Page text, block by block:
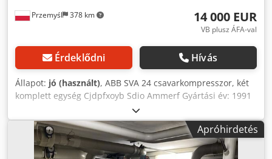
Przemyśl 378 km 14 000 EUR
VB plusz ÁFA-val
Érdeklődni Hívás
Állapot: jó (használt), ABB SVA 24 csavarkompresszor, két
komplett egység Cjdpfxoyb Sdio Ammerf Gyártási év: 1991
Német gyártmány Jó működési állapotban
Apróhirdetés